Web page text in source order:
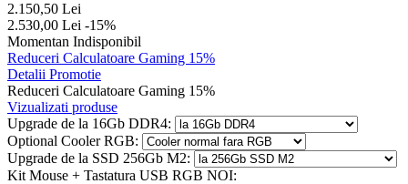
2.150,50 Lei
2.530,00 Lei -15%
Momentan Indisponibil
Reduceri Calculatoare Gaming 15%
Detalii Promotie
Reduceri Calculatoare Gaming 15%
Vizualizati produse
Upgrade de la 16Gb DDR4:
Optional Cooler RGB:
Upgrade de la SSD 256Gb M2:
Kit Mouse + Tastatura USB RGB NOI: